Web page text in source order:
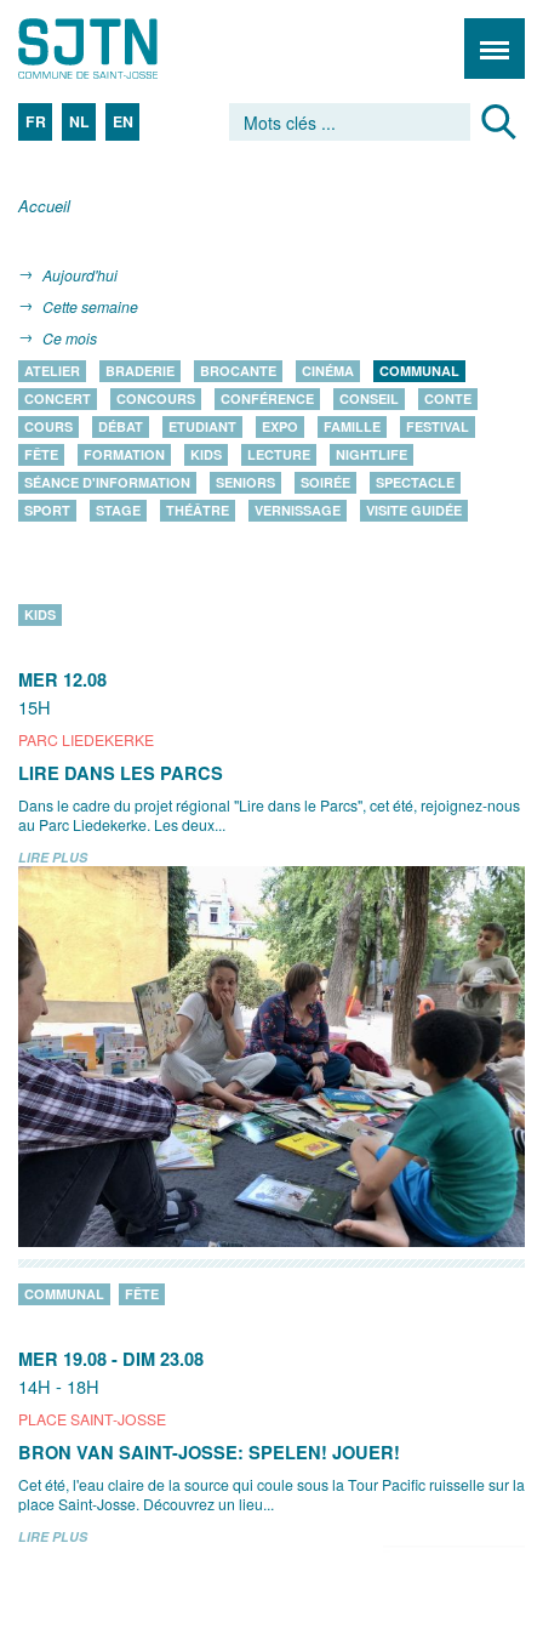
FR NL EN
Accueil
Aujourd'hui
Cette semaine
Ce mois
ATELIER BRADERIE BROCANTE CINÉMA
COMMUNAL
CONCERT
CONCOURS CONFÉRENCE CONSEIL
CONTE
COURS
DÉBAT ETUDIANT EXPO FAMILLE
FESTIVAL
FÊTE
FORMATION KIDS LECTURE
NIGHTLIFE
SÉANCE D'INFORMATION
SENIORS SOIRÉE
SPECTACLE
SPORT
STAGE THÉÂTRE VERNISSAGE VISITE GUIDÉE
MER 12.08
15H
PARC LIEDEKERKE
KIDS
LIRE DANS LES PARCS
Dans le cadre du projet régional "Lire dans le Parcs", cet été, rejoignez-nous
au Parc Liedekerke. Les deux...
LIRE PLUS
MER 19.08 - DIM 23.08
14H - 18H
PLACE SAINT-JOSSE
COMMUNAL FÊTE
BRON VAN SAINT-JOSSE: SPELEN! JOUER!
Cet été, l'eau claire de la source qui coule sous la Tour Pacific ruisselle sur la
place Saint-Josse. Découvrez un lieu...
LIRE PLUS